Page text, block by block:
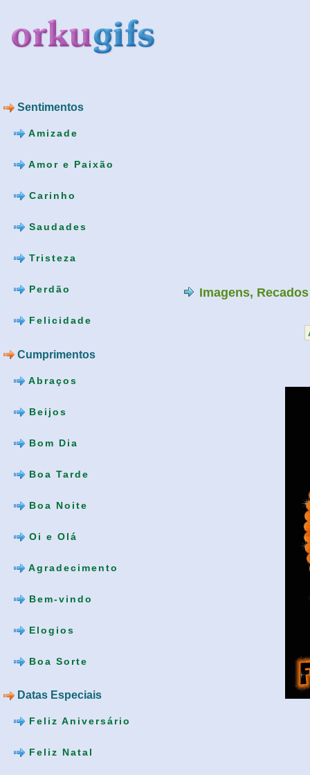
Sentimentos
Amizade
Amor e Paixão
Carinho
Saudades
Tristeza
Perdão
Felicidade
Cumprimentos
Abraços
Beijos
Bom Dia
Boa Tarde
Boa Noite
Oi e Olá
Agradecimento
Bem-vindo
Elogios
Boa Sorte
Datas Especiais
Feliz Aniversário
Feliz Natal
Imagens,